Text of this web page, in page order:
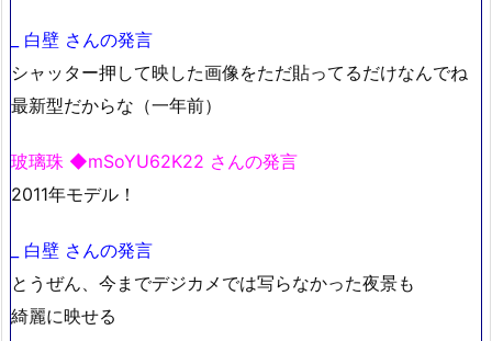
_ 白壁 さんの発言
シャッター押して映した画像をただ貼ってるだけなんでね
最新型だからな（一年前）
玻璃珠 ◆mSoYU62K22 さんの発言
2011年モデル！
_ 白壁 さんの発言
とうぜん、今までデジカメでは写らなかった夜景も
綺麗に映せる